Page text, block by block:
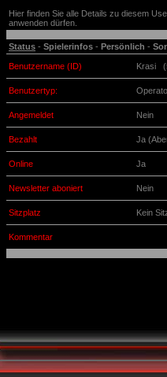
Hier finden Sie alle Details zu diesem
anwenden dürfen.
Status - Spielerinfos - Persönlich -
Benutzername (ID) Krasi
Benutzertyp:
Angemeldet Nein
Bezahlt Ja
Online Ja
Newsletter aboniert Nein
Sitzplatz Kein
Kommentar